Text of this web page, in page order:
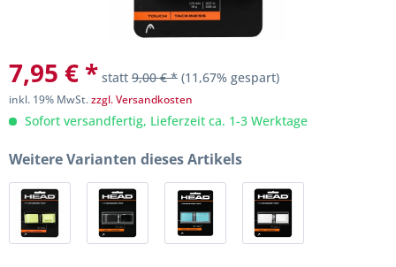
7,95 € * statt 9,00 € * (11,67% gespart)
inkl. 19% MwSt.zzgl. Versandkosten
Sofort versandfertig, Lieferzeit ca. 1-3 Werktage
Weitere Varianten dieses Artikels